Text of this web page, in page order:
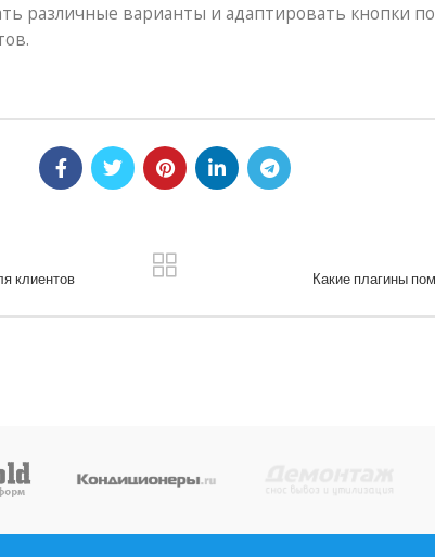
различные варианты и адаптировать кнопки
клиентов
Какие плагины